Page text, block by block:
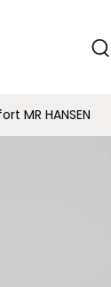
MR HANSEN